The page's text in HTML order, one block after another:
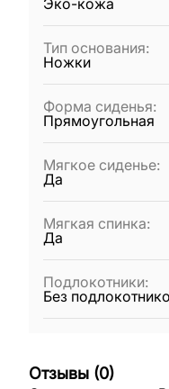
Эко-кожа
Тип основания:
Ножки
Форма сиденья:
Прямоугольная
Мягкое сиденье:
Да
Мягкая спинка:
Да
Подлокотники:
Без
Отзывы (0)